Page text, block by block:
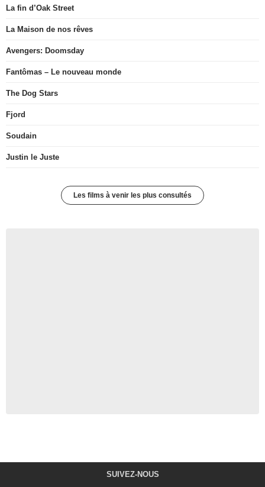
La fin d’Oak Street
La Maison de nos rêves
Avengers: Doomsday
Fantômas – Le nouveau monde
The Dog Stars
Fjord
Soudain
Justin le Juste
Les films à venir les plus consultés
SUIVEZ-NOUS